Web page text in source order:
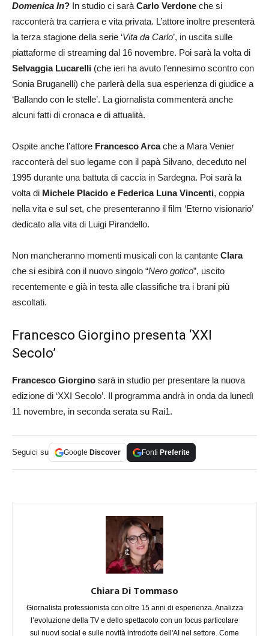
Domenica In? In studio ci sarà Carlo Verdone che si
racconterà tra carriera e vita privata. L’attore inoltre presenterà
la terza stagione della serie ‘Vita da Carlo’, in uscita sulle
piattaforme di streaming dal 16 novembre. Poi sarà la volta di
Selvaggia Lucarelli (che ieri ha avuto l’ennesimo scontro con
Sonia Bruganelli) che parlerà della sua esperienza di giudice a
‘Ballando con le stelle’. La giornalista commenterà anche
alcuni fatti di cronaca e di attualità.
Ospite anche l’attore Francesco Arcache a Mara Venier
racconterà del suo legame con il papà Silvano, deceduto nel
1995 durante una battuta di caccia in Sardegna. Poi sarà la
volta di Michele Placido e Federica Luna Vincenti, coppia
nella vita e sul set, che presenteranno il film ‘Eterno visionario’
dedicato alla vita di Luigi Pirandello.
Non mancheranno momenti musicali con la cantante Clara
che si esibirà con il nuovo singolo “Nero gotico”, uscito
recentemente e già in testa alle classifiche tra i brani più
ascoltati.
Francesco Giorgino presenta ‘XXI
Secolo’
Francesco Giorgino sarà in studio per presentare la nuova
edizione di ‘XXI Secolo’. Il programma andrà in onda da lunedì
11 novembre, in seconda serata su Rai1.
Seguici su Google Discover Fonti Preferite
Chiara Di Tommaso
Giornalista professionista con oltre 15 anni di esperienza. Analizza
l’evoluzione della TV e dello spettacolo con un focus particolare
sui nuovi social e sulle novità introdotte dell'AI nel settore. Come